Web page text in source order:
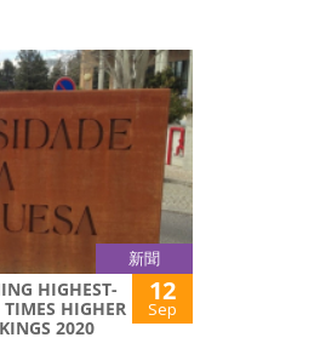
新聞
HIGHEST-
HIGHER
2020
12
Sep